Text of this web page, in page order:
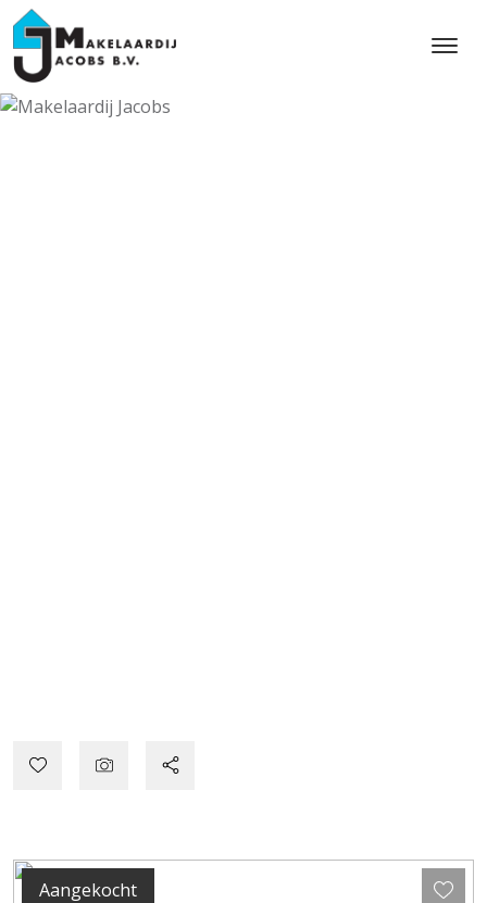
Aangekocht